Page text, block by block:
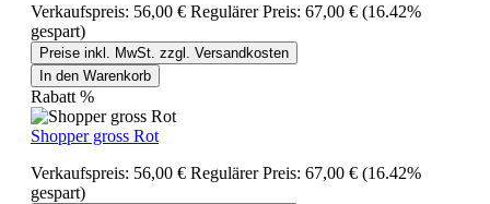
Verkaufspreis: 56,00 € Regulärer Preis: 67,00 € (16.42%
gespart)
Preise inkl. MwSt. zzgl. Versandkosten
In den Warenkorb
Rabatt %
Shopper gross Rot
Verkaufspreis: 56,00 € Regulärer Preis: 67,00 € (16.42%
gespart)